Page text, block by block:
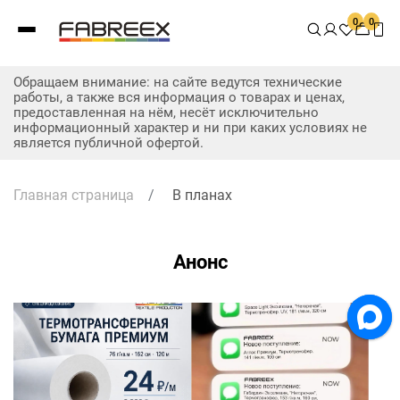
0 0
Обращаем внимание: на сайте ведутся технические
работы, а также вся информация о товарах и ценах,
предоставленная на нём, несёт исключительно
информационный характер и ни при каких условиях не
является публичной офертой.
Главная страница / В планах
Анонс